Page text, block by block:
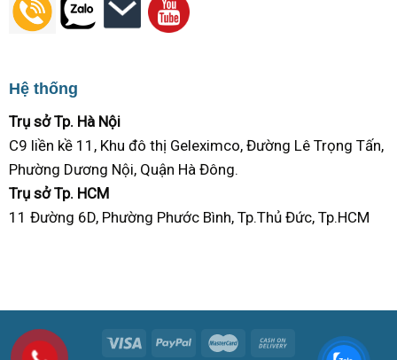
Hệ thống
Trụ sở Tp. Hà Nội
C9 liền kề 11, Khu đô thị Geleximco, Đường Lê Trọng Tấn,
Phường Dương Nội, Quận Hà Đông.
Trụ sở Tp. HCM
11 Đường 6D, Phường Phước Bình, Tp.Thủ Đức, Tp.HCM